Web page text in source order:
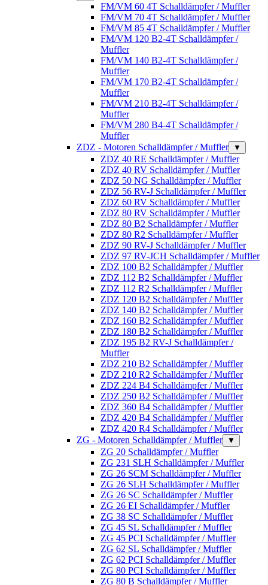
FM/VM 60 4T Schalldämpfer / Muffler
FM/VM 70 4T Schalldämpfer / Muffler
FM/VM 85 4T Schalldämpfer / Muffler
FM/VM 120 B2-4T Schalldämpfer /
Muffler
FM/VM 140 B2-4T Schalldämpfer /
Muffler
FM/VM 170 B2-4T Schalldämpfer /
Muffler
FM/VM 210 B2-4T Schalldämpfer /
Muffler
FM/VM 280 B4-4T Schalldämpfer /
Muffler
ZDZ - Motoren Schalldämpfer / Muffler
▼
ZDZ 40 RE Schalldämpfer / Muffler
ZDZ 40 RV Schalldämpfer / Muffler
ZDZ 50 NG Schalldämpfer / Muffler
ZDZ 56 RV-J Schalldämpfer / Muffler
ZDZ 60 RV Schalldämpfer / Muffler
ZDZ 80 RV Schalldämpfer / Muffler
ZDZ 80 B2 Schalldämpfer / Muffler
ZDZ 80 R2 Schalldämpfer / Muffler
ZDZ 90 RV-J Schalldämpfer / Muffler
ZDZ 97 RV-JCH Schalldämpfer / Muffler
ZDZ 100 B2 Schalldämpfer / Muffler
ZDZ 112 B2 Schalldämpfer / Muffler
ZDZ 112 R2 Schalldämpfer / Muffler
ZDZ 120 B2 Schalldämpfer / Muffler
ZDZ 140 B2 Schalldämpfer / Muffler
ZDZ 160 B2 Schalldämpfer / Muffler
ZDZ 180 B2 Schalldämpfer / Muffler
ZDZ 195 B2 RV-J Schalldämpfer /
Muffler
ZDZ 210 B2 Schalldämpfer / Muffler
ZDZ 210 R2 Schalldämpfer / Muffler
ZDZ 224 B4 Schalldämpfer / Muffler
ZDZ 250 B2 Schalldämpfer / Muffler
ZDZ 360 B4 Schalldämpfer / Muffler
ZDZ 420 B4 Schalldämpfer / Muffler
ZDZ 420 R4 Schalldämpfer / Muffler
ZG - Motoren Schalldämpfer / Muffler
▼
ZG 20 Schalldämpfer / Muffler
ZG 231 SLH Schalldämpfer / Muffler
ZG 26 SCM Schalldämpfer / Muffler
ZG 26 SLH Schalldämpfer / Muffler
ZG 26 SC Schalldämpfer / Muffler
ZG 26 EI Schalldämpfer / Muffler
ZG 38 SC Schalldämpfer / Muffler
ZG 45 SL Schalldämpfer / Muffler
ZG 45 PCI Schalldämpfer / Muffler
ZG 62 SL Schalldämpfer / Muffler
ZG 62 PCI Schalldämpfer / Muffler
ZG 80 PCI Schalldämpfer / Muffler
ZG 80 B Schalldämpfer / Muffler